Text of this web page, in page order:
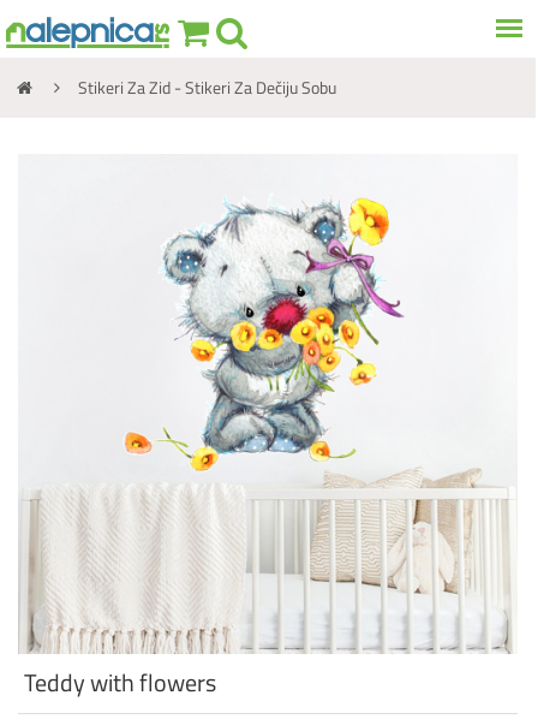
Stikeri Za Zid - Stikeri Za Dečiju Sobu
Teddy with flowers